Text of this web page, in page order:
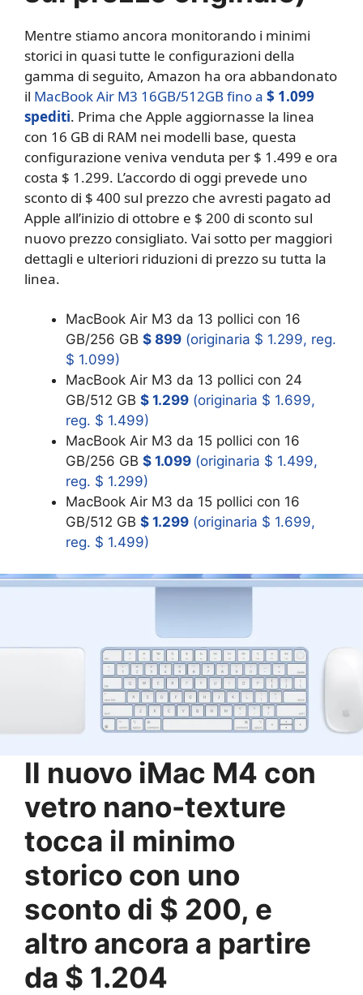
Mentre stiamo ancora monitorando i minimi
storici in quasi tutte le configurazioni della
gamma di seguito, Amazon ha ora abbandonato
il MacBook Air M3 16GB/512GB fino a $ 1.099
spediti. Prima che Apple aggiornasse la linea
con 16 GB di RAM nei modelli base, questa
configurazione veniva venduta per $ 1.499 e ora
costa $ 1.299. L’accordo di oggi prevede uno
sconto di $ 400 sul prezzo che avresti pagato ad
Apple all’inizio di ottobre e $ 200 di sconto sul
nuovo prezzo consigliato. Vai sotto per maggiori
dettagli e ulteriori riduzioni di prezzo su tutta la
linea.
MacBook Air M3 da 13 pollici con 16
GB/256 GB $ 899 (originaria $ 1.299, reg.
$ 1.099)
MacBook Air M3 da 13 pollici con 24
GB/512 GB $ 1.299 (originaria $ 1.699,
reg. $ 1.499)
MacBook Air M3 da 15 pollici con 16
GB/256 GB $ 1.099 (originaria $ 1.499,
reg. $ 1.299)
MacBook Air M3 da 15 pollici con 16
GB/512 GB $ 1.299 (originaria $ 1.699,
reg. $ 1.499)
Il nuovo iMac M4 con
vetro nano-texture
tocca il minimo
storico con uno
sconto di $ 200, e
altro ancora a partire
da $ 1.204